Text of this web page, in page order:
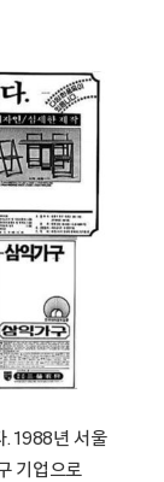
. 1988년 서울
기업으로